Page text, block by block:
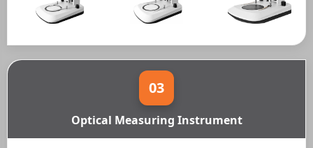
03
Optical Measuring Instrument